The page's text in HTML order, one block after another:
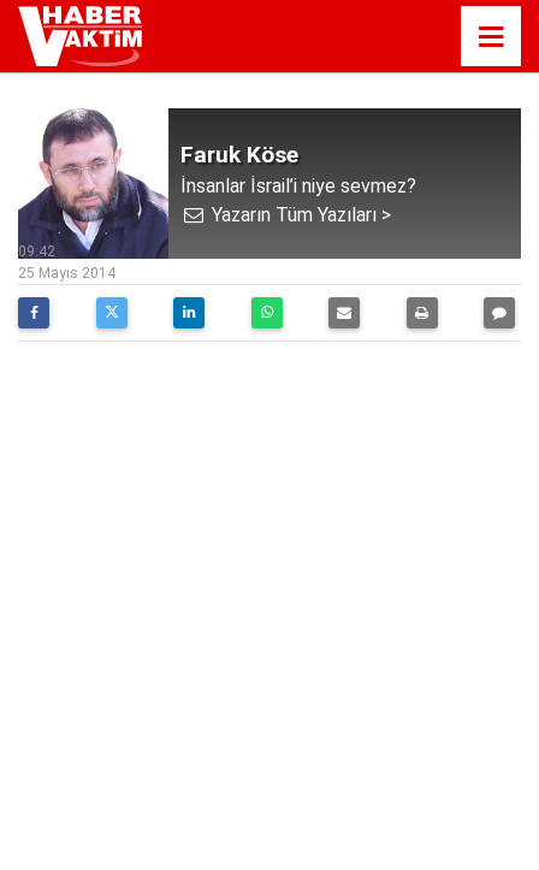
Faruk Köse
İnsanlar İsrail’i niye sevmez?
Yazarın Tüm Yazıları >
09:42
25 Mayıs 2014